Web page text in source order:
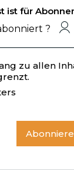
ist für
?
zu allen